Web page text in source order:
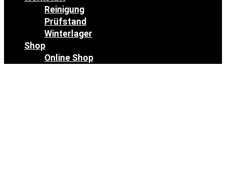
Reinigung
Prüfstand
Winterlager
Shop
Online Shop